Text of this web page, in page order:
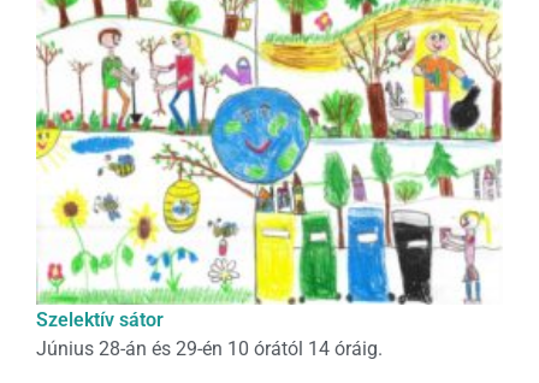
Szelektív sátor
Június 28-án és 29-én 10 órától 14 óráig.